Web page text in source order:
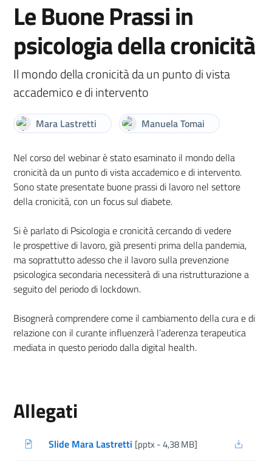
Le Buone Prassi in
psicologia della cronicità
Il mondo della cronicità da un punto di vista
accademico e di intervento
Mara Lastretti Manuela Tomai
Nel corso del webinar è stato esaminato il mondo della
cronicità da un punto di vista accademico e di intervento.
Sono state presentate buone prassi di lavoro nel settore
della cronicità, con un focus sul diabete.
Si è parlato di Psicologia e cronicità cercando di vedere
le prospettive di lavoro, già presenti prima della pandemia,
ma soprattutto adesso che il lavoro sulla prevenzione
psicologica secondaria necessiterà di una ristrutturazione a
seguito del periodo di lockdown.
Bisognerà comprendere come il cambiamento della cura e di
relazione con il curante influenzerà l’aderenza terapeutica
mediata in questo periodo dalla digital health.
Allegati
Slide Mara Lastretti [pptx - 4,38 MB]
(nuova scheda - new tab)